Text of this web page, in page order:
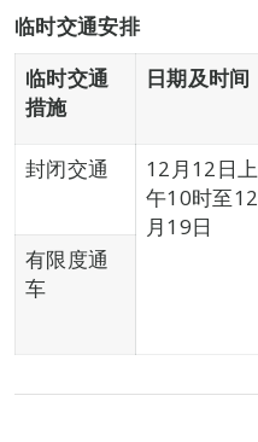
临时交通安排
临时交通
措施
日期及时间
封闭交通
12月12日上
午10时至12
月19日
有限度通
车